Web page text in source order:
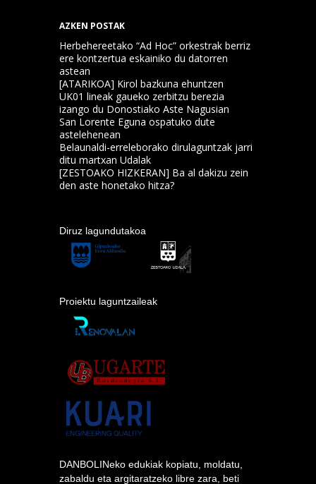
AZKEN POSTAK
Herbehereetako “Ad Hoc” orkestrak berriz
ere kontzertua eskainiko du datorren
astean
[ATARIKOA] Kirol bazkuna ehuntzen
UK01 lineak gaueko zerbitzu berezia
izango du Donostiako Aste Nagusian
San Lorente Eguna ospatuko dute
astelehenean
Belaunaldi-erreleborako dirulaguntzak jarri
ditu martxan Udalak
[ZESTOAKO HIZKERAN] Ba al dakizu zein
den aste honetako hitza?
Diruz lagundutakoa
Proiektu laguntzaileak
DANBOLINeko edukiak kopiatu, moldatu,
zabaldu eta argitaratzeko libre zara, beti